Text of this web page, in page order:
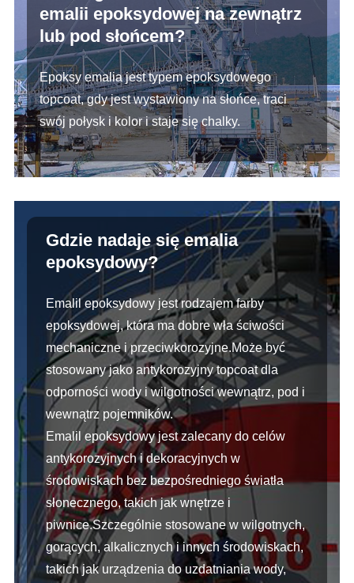
emalii epoksydowej na zewnątrz
lub pod słońcem?
Epoksy emalia jest typem epoksydowego
topcoat, gdy jest wystawiony na słońce, traci
swój połysk i kolor i staje się chalky.
Gdzie nadaje się emalia
epoksydowy?
Emalil epoksydowy jest rodzajem farby
epoksydowej, która ma dobre wła ściwości
mechaniczne i przeciwkorozyjne.Może być
stosowany jako antykorozyjny topcoat dla
odporności wody i wilgotności wewnątrz, pod i
wewnątrz pojemników.
Emalil epoksydowy jest zalecany do celów
antykorozyjnych i dekoracyjnych w
środowiskach bez bezpośredniego światła
słonecznego, takich jak wnętrze i
piwnice.Szczególnie stosowane w wilgotnych,
gorących, alkalicznych i innych środowiskach,
takich jak urządzenia do uzdatniania wody,